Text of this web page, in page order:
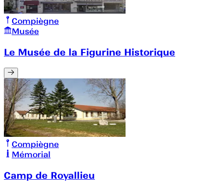
Compiègne
Musée
Le Musée de la Figurine Historique
Compiègne
Mémorial
Camp de Royallieu